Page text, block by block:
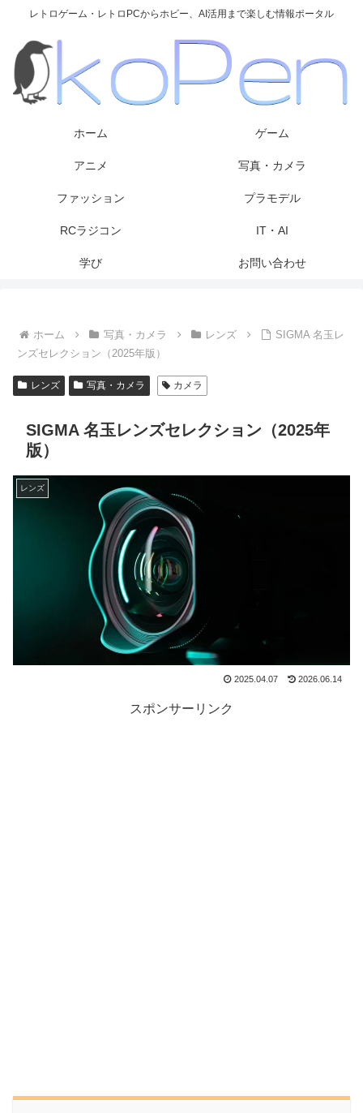
レトロゲーム・レトロPCからホビー、AI活用まで楽しむ情報ポータル
ホーム ゲーム
アニメ 写真・カメラ
ファッション プラモデル
RCラジコン IT・AI
学び お問い合わせ
ホーム 写真・カメラ レンズ
SIGMA 名玉レ
ンズセレクション（2025年版）
レンズ 写真・カメラ カメラ
SIGMA 名玉レンズセレクション（2025年
版）
レンズ
2025.04.07 2026.06.14
スポンサーリンク